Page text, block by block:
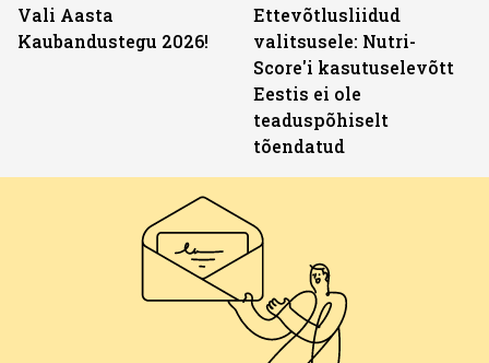
Vali Aasta
Kaubandustegu 2026!
Ettevõtlusliidud
valitsusele: Nutri-
Score'i kasutuselevõtt
Eestis ei ole
teaduspõhiselt
tõendatud